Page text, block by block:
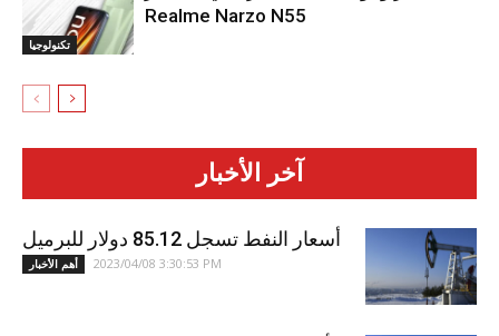
تكنولوجيا
Realme Narzo N55
آخر الأخبار
أسعار النفط تسجل 85.12 دولار للبرميل
أهم الأخبار 2023/04/08 3:30:53 PM